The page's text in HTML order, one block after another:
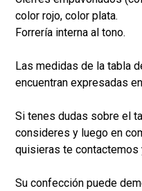
color rojo, color plata.
Forrería interna al tono.
Las medidas de la tabla
encuentran expresadas
Si tenes dudas sobre el
consideres y luego en
quisieras te contactemos
Su confección puede